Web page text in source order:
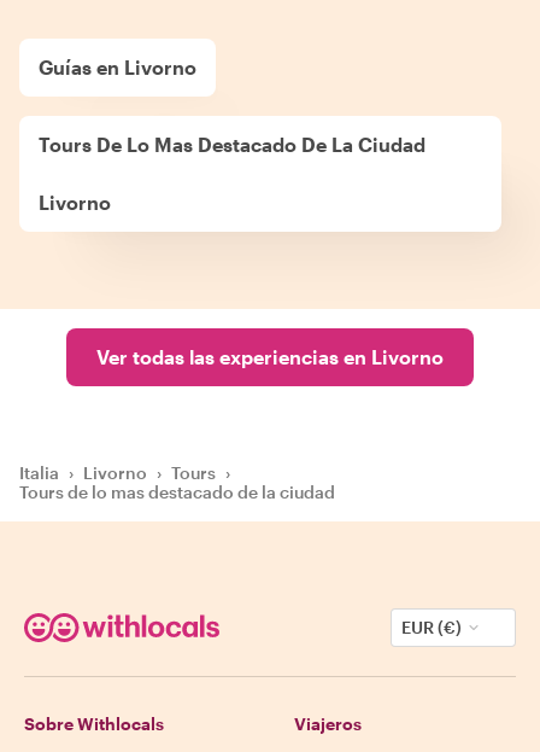
Guías en Livorno
Tours De Lo Mas Destacado De La Ciudad
Livorno
Ver todas las experiencias en Livorno
Italia › Livorno › Tours ›
Tours de lo mas destacado de la ciudad
EUR (€)
Sobre Withlocals Viajeros